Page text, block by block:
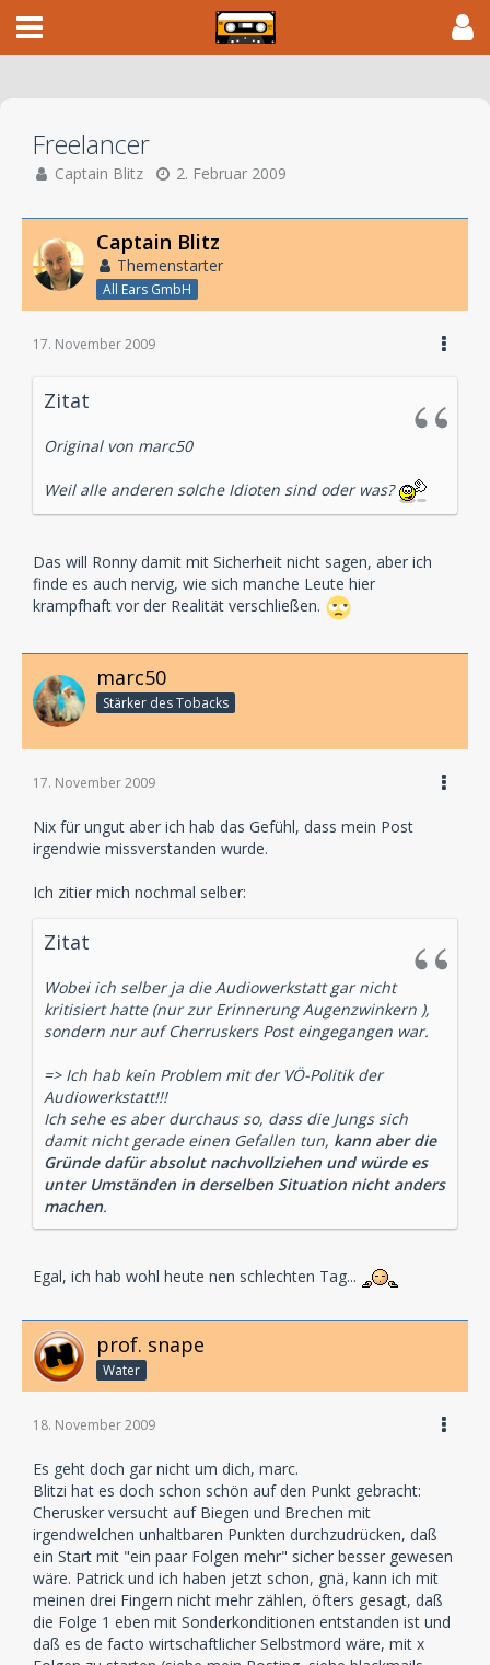
Freelancer
Captain Blitz 2. Februar 2009
Captain Blitz
Themenstarter
All Ears GmbH
17. November 2009
Zitat
Original von marc50
Weil alle anderen solche Idioten sind oder was?
Das will Ronny damit mit Sicherheit nicht sagen, aber ich
finde es auch nervig, wie sich manche Leute hier
krampfhaft vor der Realität verschließen.
marc50
Stärker des Tobacks
17. November 2009
Nix für ungut aber ich hab das Gefühl, dass mein Post
irgendwie missverstanden wurde.
Ich zitier mich nochmal selber:
Zitat
Wobei ich selber ja die Audiowerkstatt gar nicht
kritisiert hatte (nur zur Erinnerung Augenzwinkern ),
sondern nur auf Cherruskers Post eingegangen war.
=> Ich hab kein Problem mit der VÖ-Politik der
Audiowerkstatt!!!
Ich sehe es aber durchaus so, dass die Jungs sich
damit nicht gerade einen Gefallen tun, kann aber die
Gründe dafür absolut nachvollziehen und würde es
unter Umständen in derselben Situation nicht anders
machen.
Egal, ich hab wohl heute nen schlechten Tag...
prof. snape
Water
18. November 2009
Es geht doch gar nicht um dich, marc.
Blitzi hat es doch schon schön auf den Punkt gebracht:
Cherusker versucht auf Biegen und Brechen mit
irgendwelchen unhaltbaren Punkten durchzudrücken, daß
ein Start mit "ein paar Folgen mehr" sicher besser gewesen
wäre. Patrick und ich haben jetzt schon, gnä, kann ich mit
meinen drei Fingern nicht mehr zählen, öfters gesagt, daß
die Folge 1 eben mit Sonderkonditionen entstanden ist und
daß es de facto wirtschaftlicher Selbstmord wäre, mit x